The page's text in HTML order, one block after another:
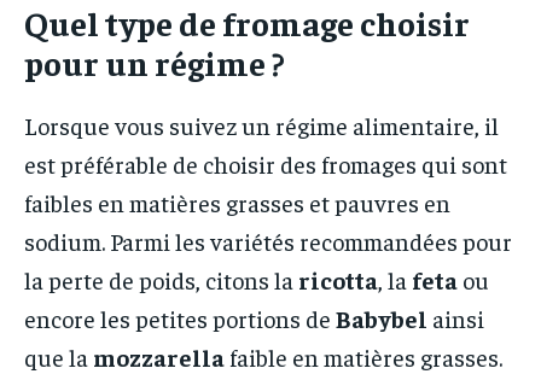
Quel type de fromage choisir
pour un régime ?
Lorsque vous suivez un régime alimentaire, il
est préférable de choisir des fromages qui sont
faibles en matières grasses et pauvres en
sodium. Parmi les variétés recommandées pour
la perte de poids, citons la ricotta, la feta ou
encore les petites portions de Babybel ainsi
que la mozzarella faible en matières grasses.